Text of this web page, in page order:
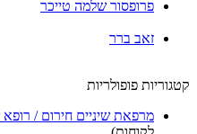
פרופסור שלמה טייכר
זאב ברר
קטגוריות פופולריות
מרפאת שיניים חירום / רופא